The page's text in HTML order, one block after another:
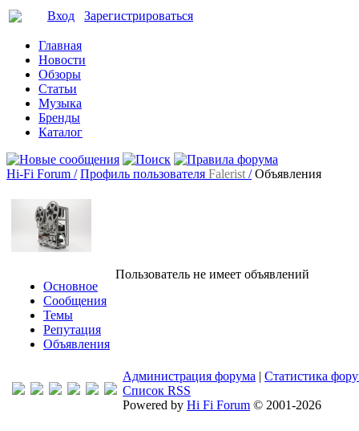
Вход Зарегистрироваться
Главная
Новости
Обзоры
Статьи
Музыка
Бренды
Каталог
Hi-Fi Forum / Профиль пользователя Falerist / Объявления
Основное
Сообщения
Темы
Репутация
Объявления
Пользователь не имеет объявлений
Администрация форума | Статистика
Список RSS
Powered by Hi Fi Forum © 2001-2026